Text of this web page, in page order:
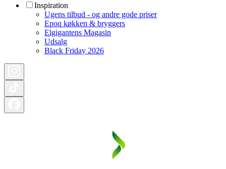
Inspiration
Ugens tilbud - og andre gode priser
Epoq køkken & bryggers
Elgigantens Magasin
Udsalg
Black Friday 2026